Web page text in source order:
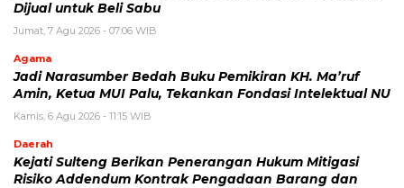
Dijual untuk Beli Sabu
Jumat, 7 Agu 2026 - 07:06 WIB
Agama
Jadi Narasumber Bedah Buku Pemikiran KH. Ma’ruf
Amin, Ketua MUI Palu, Tekankan Fondasi Intelektual NU
Kamis, 6 Agu 2026 - 11:15 WIB
Daerah
Kejati Sulteng Berikan Penerangan Hukum Mitigasi
Risiko Addendum Kontrak Pengadaan Barang dan